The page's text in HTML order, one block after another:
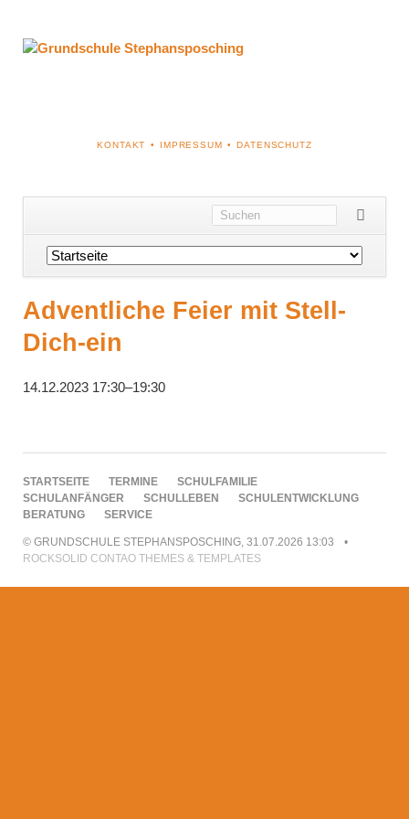
NAVIGATION
KONTAKT IMPRESSUM DATENSCHUTZ
Navigation
überspringen
Adventliche Feier mit Stell-
Dich-ein
14.12.2023 17:30–19:30
NAVIGATION
ÜBERSPRINGEN
STARTSEITE TERMINE
SCHULFAMILIE
SCHULANFÄNGER
SCHULLEBEN
SCHULENTWICKLUNG
BERATUNG
SERVICE
© GRUNDSCHULE STEPHANSPOSCHING, 31.07.2026 13:03
ROCKSOLID CONTAO THEMES & TEMPLATES